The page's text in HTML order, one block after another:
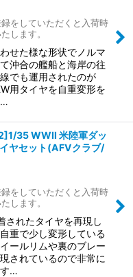
をしていただくと入荷時
します。
せた様な形状でノルマ
沖合の艦船と海岸の往
でも運用されたのが
用タイヤを自重変形を
…
35 WWII 米陸軍ダッ
ヤセット(AFVクラブ/
をしていただくと入荷時
します。
されたタイヤを再現し
重で少し変形している
ールリムや裏のブレー
されているので非常に
…